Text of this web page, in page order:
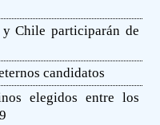
Chile participarán de
candidatos
elegidos entre los